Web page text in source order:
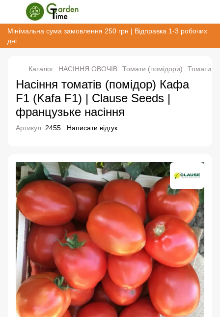
Мінімальна сума замовлення 250 грн | Відправка 1-3 робочих
дні
Каталог НАСІННЯ ОВОЧІВ Томати (помідори) Томати
Насіння томатів (помідор) Кафа
F1 (Kafa F1) | Clause Seeds |
французьке насіння
Артикул: 2455 Написати відгук